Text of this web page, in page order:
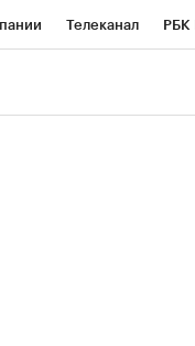
Телеканал РБК